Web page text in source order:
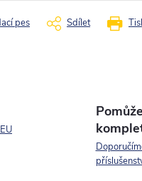
pes Sdílet